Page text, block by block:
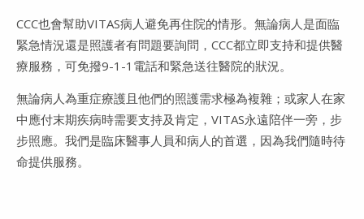
CCC也會幫助VITAS病人避免再住院的情形。無論病人是面臨
緊急情況還是照護者有問題要詢問，CCC都立即支持和提供醫
療服務，可免撥9-1-1電話和緊急送往醫院的狀況。
無論病人為重症療護且他們的照護需求極為複雜；或家人在家
中應付末期疾病時需要支持及肯定，VITAS永遠陪伴一旁，步
步照應。我們是臨床醫事人員和病人的首選，因為我們隨時待
命提供服務。